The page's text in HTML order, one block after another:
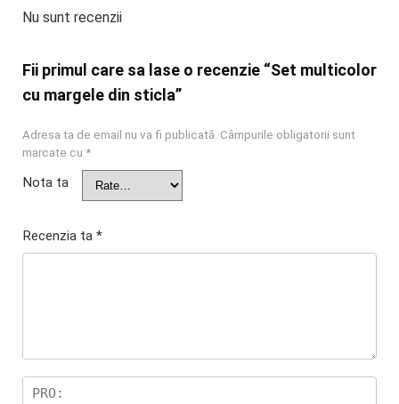
Nu sunt recenzii
Fii primul care sa lase o recenzie “Set multicolor
cu margele din sticla”
Adresa ta de email nu va fi publicată. Câmpurile obligatorii sunt
marcate cu *
Nota ta
Recenzia ta *